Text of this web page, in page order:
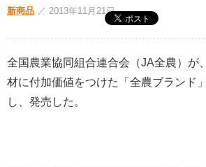
新商品 ／ 2013年11月21日
全国農業協同組合連合会（JA全農）が
材に付加価値をつけた「全農ブランド
し、発売した。